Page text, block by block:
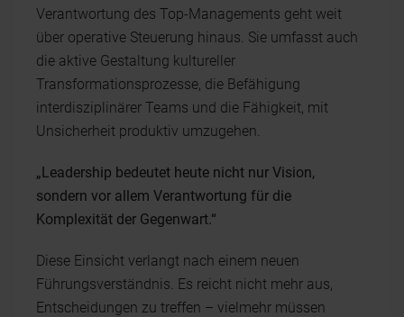
Verantwortung des Top-Managements geht weit
über operative Steuerung hinaus. Sie umfasst auch
die aktive Gestaltung kultureller
Transformationsprozesse, die Befähigung
interdisziplinärer Teams und die Fähigkeit, mit
Unsicherheit produktiv umzugehen.
„Leadership bedeutet heute nicht nur Vision,
sondern vor allem Verantwortung für die
Komplexität der Gegenwart.“
Diese Einsicht verlangt nach einem neuen
Führungsverständnis. Es reicht nicht mehr aus,
Entscheidungen zu treffen – vielmehr müssen